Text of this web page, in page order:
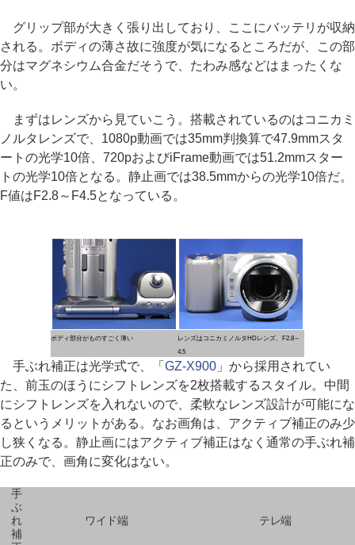
グリップ部が大きく張り出しており、ここにバッテリが収納
される。ボディの薄さ故に強度が気になるところだが、この部
分はマグネシウム合金だそうで、たわみ感などはまったくな
い。
まずはレンズから見ていこう。搭載されているのはコニカミ
ノルタレンズで、1080p動画では35mm判換算で47.9mmスタ
ートの光学10倍、720pおよびiFrame動画では51.2mmスター
トの光学10倍となる。静止画では38.5mmからの光学10倍だ。
F値はF2.8～F4.5となっている。
ボディ部分がものすごく薄い
レンズはコニカミノルタHDレンズ、F2.8～
4.5
手ぶれ補正は光学式で、「 GZ-X900」から採用されてい
た、前玉のほうにシフトレンズを2枚搭載するスタイル。中間
にシフトレンズを入れないので、柔軟なレンズ設計が可能にな
るというメリットがある。なお画角は、アクティブ補正のみ少
し狭くなる。静止画にはアクティブ補正はなく通常の手ぶれ補
正のみで、画角に変化はない。
手
ぶ
れ
補
ワイド端 テレ端